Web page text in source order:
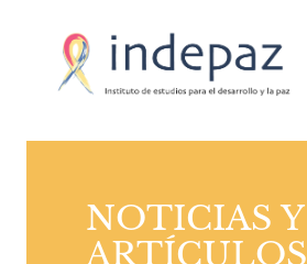
NOTICIAS Y
ARTÍCULOS